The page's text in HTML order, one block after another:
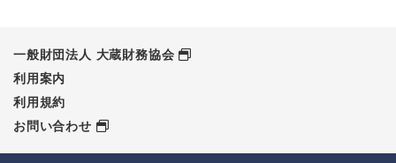
一般財団法人 大蔵財務協会
利用案内
利用規約
お問い合わせ